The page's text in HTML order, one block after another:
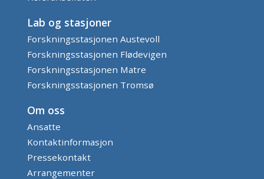
Lab og stasjoner
Forskningsstasjonen Austevoll
Forskningsstasjonen Flødevigen
Forskningsstasjonen Matre
Forskningsstasjonen Tromsø
Om oss
Ansatte
Kontaktinformasjon
Pressekontakt
Arrangementer